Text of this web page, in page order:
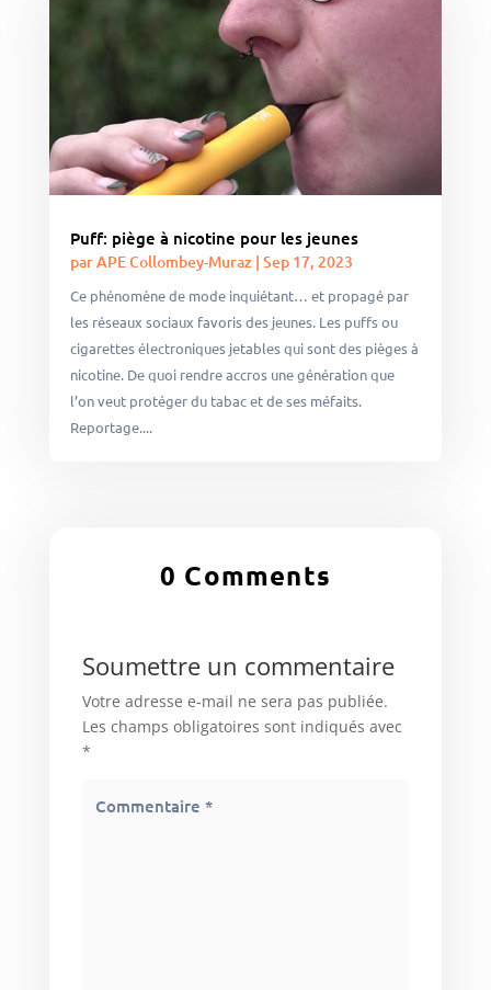
Puff: piège à nicotine pour les jeunes
parAPE Collombey-Muraz| Sep 17, 2023
Ce phénomène de mode inquiétant… et propagé par
les réseaux sociaux favoris des jeunes. Les puffs ou
cigarettes électroniques jetables qui sont des pièges à
nicotine. De quoi rendre accros une génération que
l’on veut protéger du tabac et de ses méfaits.
Reportage....
0 Comments
Soumettre un commentaire
Votre adresse e-mail ne sera pas publiée.
Les champs obligatoires sont indiqués avec
*